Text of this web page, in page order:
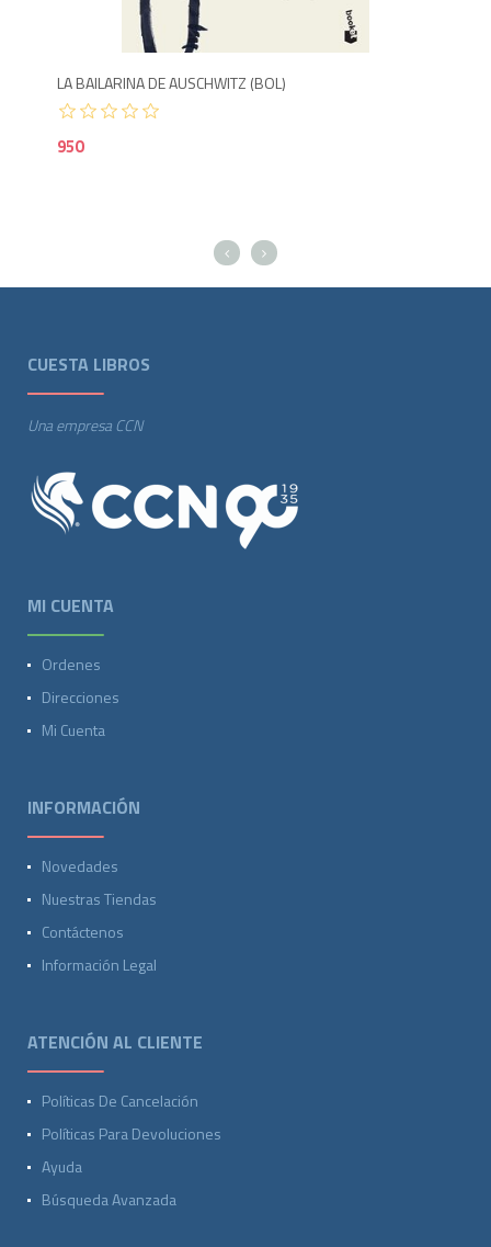
LA BAILARINA DE AUSCHWITZ (BOL)
950
CUESTA LIBROS
Una empresa CCN
MI CUENTA
Ordenes
Direcciones
Mi Cuenta
INFORMACIÓN
Novedades
Nuestras Tiendas
Contáctenos
Información Legal
ATENCIÓN AL CLIENTE
Políticas De Cancelación
Políticas Para Devoluciones
Ayuda
Búsqueda Avanzada